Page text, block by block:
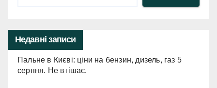
Недавні записи
Пальне в Києві: ціни на бензин, дизель, газ 5
серпня. Не втішає.